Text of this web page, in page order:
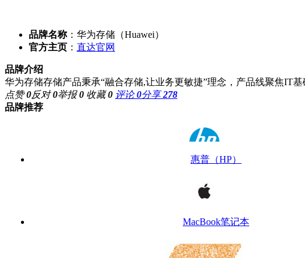
品牌名称：华为存储（Huawei）
官方主页 ： 直达官网
品牌介绍
华为存储存储产品秉承“融合存储,让业务更敏捷”理念，产品线聚焦IT
点赞0反对0举报0 收藏0 评论0分享278
品牌推荐
惠普（HP）
MacBook笔记本